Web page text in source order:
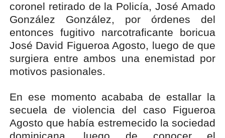
coronel retirado de la Policía, José Amado
González González, por órdenes del
entonces fugitivo narcotraficante boricua
José David Figueroa Agosto, luego de que
surgiera entre ambos una enemistad por
motivos pasionales.
En ese momento acababa de estallar la
secuela de violencia del caso Figueroa
Agosto que había estremecido la sociedad